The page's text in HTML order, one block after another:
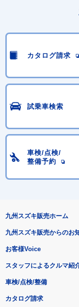
カタログ請求
試乗車検索
車検/点検/
整備予約
九州スズキ販売ホーム
九州スズキ販売からのお
お客様Voice
スタッフによるクルマ紹
車検/点検/整備
カタログ請求